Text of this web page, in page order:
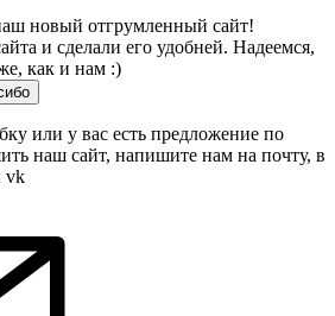
новый отгрумленный сайт!
и сделали его удобней. Надеемся,
как и нам :)
или у вас есть предложение по
наш сайт, напишите нам на почту, в
vk